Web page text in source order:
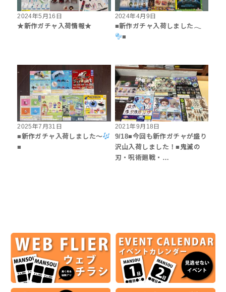
2024年5月16日
★新作ガチャ入荷情報★
2024年4月9日
■新作ガチャ入荷しました𓂃
■
2025年7月31日
■新作ガチャ入荷しました〜
■
2021年9月18日
9/18■今回も新作ガチャが盛り
沢山入荷しました！■鬼滅の
刃・呪術廻戦・…